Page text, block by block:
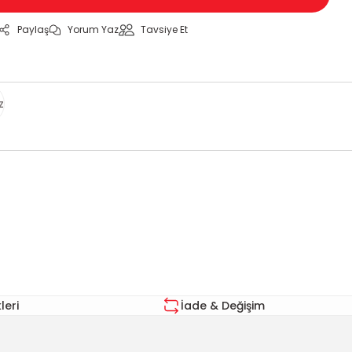
Paylaş Yorum Yaz Tavsiye Et
İade & Değişim